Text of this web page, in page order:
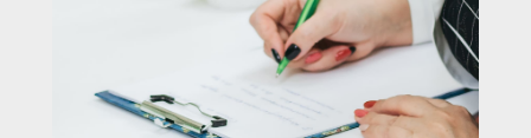
Запишитесь на
прием сегодня